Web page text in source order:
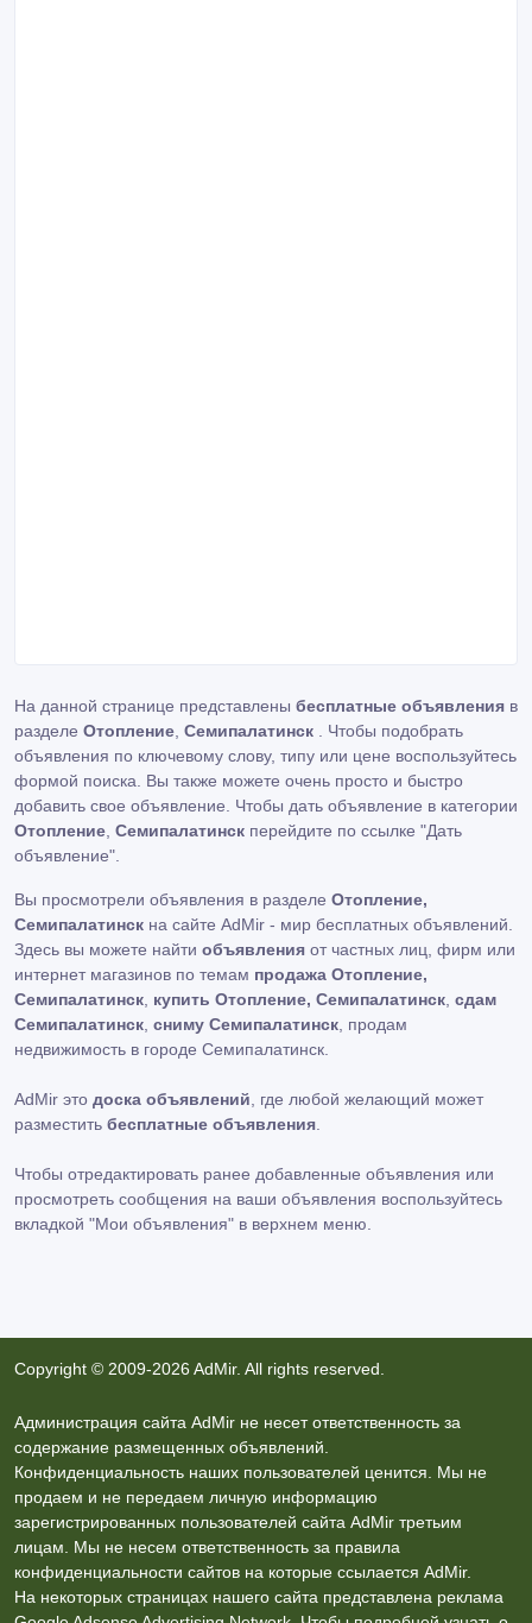
На данной странице представлены бесплатные объявления в
разделе Отопление Семипалатинск . Чтобы подобрать
объявления по ключевому слову, типу или цене воспользуйтесь
формой поиска. Вы также можете очень просто и быстро
добавить свое объявление. Чтобы дать объявление в категории
Отопление Семипалатинск перейдите по ссылке "Дать
объявление"
Вы просмотрели объявления в разделе Отопление,
Семипалатинск на сайте AdMir - мир бесплатных объявлений.
Здесь вы можете найти объявления от частных лиц, фирм или
интернет магазинов по темам продажа Отопление,
Семипалатинск купить Отопление, Семипалатинск сдам
Семипалатинск сниму Семипалатинск , продам
недвижимость в городе Семипалатинск.
AdMir это доска объявлений , где любой желающий может
разместить бесплатные объявления
Чтобы отредактировать ранее добавленные объявления или
просмотреть сообщения на ваши объявления воспользуйтесь
вкладкой "Мои объявления" в верхнем меню.
Copyright © 2009-2026 AdMir. All rights reserved.
Администрация сайта AdMir не несет ответственность за
содержание размещенных объявлений.
Конфиденциальность наших пользователей ценится. Мы не
продаем и не передаем личную информацию
зарегистрированных пользователей сайта AdMir третьим
лицам. Мы не несем ответственность за правила
конфиденциальности сайтов на которые ссылается AdMir.
На некоторых страницах нашего сайта представлена реклама